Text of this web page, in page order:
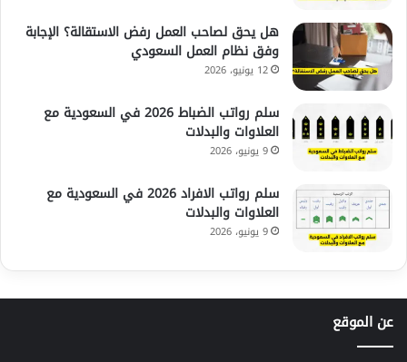
هل يحق لصاحب العمل رفض الاستقالة؟ الإجابة
وفق نظام العمل السعودي
12 يونيو، 2026
سلم رواتب الضباط 2026 في السعودية مع
العلاوات والبدلات
9 يونيو، 2026
سلم رواتب الافراد 2026 في السعودية مع
العلاوات والبدلات
9 يونيو، 2026
عن الموقع